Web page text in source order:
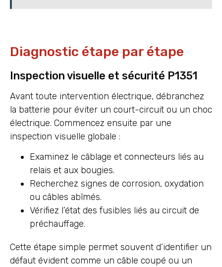
Diagnostic étape par étape
Inspection visuelle et sécurité P1351
Avant toute intervention électrique, débranchez
la batterie pour éviter un court-circuit ou un choc
électrique. Commencez ensuite par une
inspection visuelle globale :
Examinez le câblage et connecteurs liés au
relais et aux bougies.
Recherchez signes de corrosion, oxydation
ou câbles abîmés.
Vérifiez l’état des fusibles liés au circuit de
préchauffage.
Cette étape simple permet souvent d’identifier un
défaut évident comme un câble coupé ou un